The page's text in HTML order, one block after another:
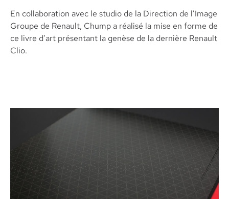
En collaboration avec le studio de la Direction de l’Image
Groupe de Renault, Chump a réalisé la mise en forme de
ce livre d’art présentant la genèse de la dernière Renault
Clio.